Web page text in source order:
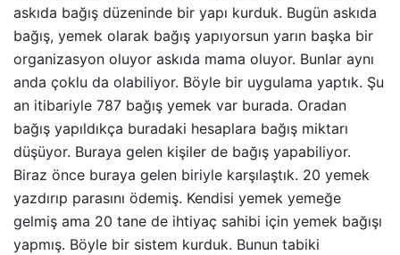
askıda bağış düzeninde bir yapı kurduk. Bugün askıda
bağış, yemek olarak bağış yapıyorsun yarın başka bir
organizasyon oluyor askıda mama oluyor. Bunlar aynı
anda çoklu da olabiliyor. Böyle bir uygulama yaptık. Şu
an itibariyle 787 bağış yemek var burada. Oradan
bağış yapıldıkça buradaki hesaplara bağış miktarı
düşüyor. Buraya gelen kişiler de bağış yapabiliyor.
Biraz önce buraya gelen biriyle karşılaştık. 20 yemek
yazdırıp parasını ödemiş. Kendisi yemek yemeğe
gelmiş ama 20 tane de ihtiyaç sahibi için yemek bağışı
yapmış. Böyle bir sistem kurduk. Bunun tabiki